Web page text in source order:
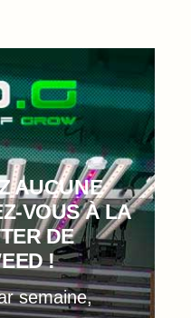
AUCUNE
VOUS À LA
DE
!
semaine,